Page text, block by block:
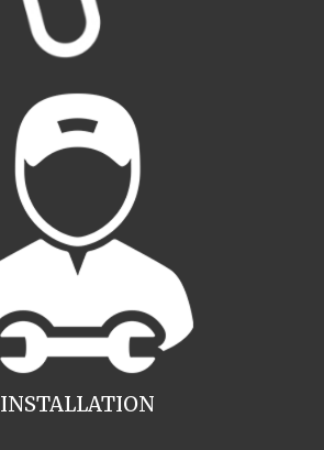
INSTALLATION